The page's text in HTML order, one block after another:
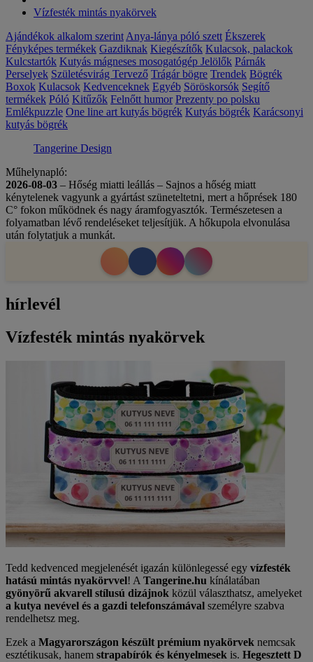
Vízfesték mintás nyakörvek
Ajándékok alkalom szerint Anya-lánya póló szett Ékszerek
Fényképes termékek Gazdiknak Kiegészítők Kulacsok, palackok
Kulcstartók Kutyás mágneses mosogatógép Jelölők Párnák
Perselyek Születésvirág Tervező Trágár bögre Trendek Bögrék
Boxok Kulacsok Kedvenceknek Egyéb Söröskorsók Segítő
termékek Póló Kitűzők Felnőtt humor Prezenty po polsku
Emlékpuzzle One line art kutyás bögrék Kutyás bögrék Karácsonyi
kutyás bögrék
Tangerine Design
Műhelynapló:
2026-08-03 – Hőség miatti leállás – Sajnos a hőség miatt
kénytelenek vagyunk a gyártást szüneteltetni, mert a hőprések 180
C° fokon működnek és nagy áramfogyasztók. Természetesen a
folyamatban lévő rendeléseket teljesítjük. A hőkupola elvonulása
után folytatjuk a munkát.
hírlevél
Vízfesték mintás nyakörvek
Tedd kedvenced megjelenését igazán különlegessé egy vízfesték
hatású mintás nyakörvvel! A Tangerine.hu kínálatában
gyönyörű akvarell stílusú dizájnok közül választhatsz, amelyeket
a kutya nevével és a gazdi telefonszámával személyre szabva
rendelhetsz meg.
Ezek a Magyarországon készült prémium nyakörvek nemcsak
esztétikusak, hanem strapabírók és kényelmesek is. Hegesztett D